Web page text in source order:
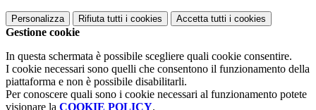
Personalizza Rifiuta tutti i cookies Accetta tutti i cookies
Gestione cookie
In questa schermata è possibile scegliere quali cookie consentire.
I cookie necessari sono quelli che consentono il funzionamento della
piattaforma e non è possibile disabilitarli.
Per conoscere quali sono i cookie necessari al funzionamento potete
visionare la COOKIE POLICY.